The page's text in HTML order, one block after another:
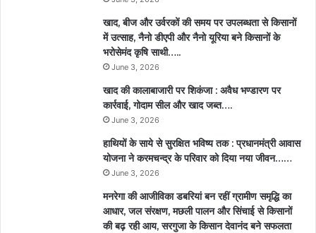
खाद, बीज और उर्वरकों की समय पर उपलब्धता से किसानों
में उत्साह, नैनो डीएपी और नैनो यूरिया बने किसानों के
भरोसेमंद कृषि साथी…..
June 3, 2026
खाद की कालाबाजारी पर शिकंजा : अवैध भण्डारण पर
कार्रवाई, गोदाम सील और खाद जब्त….
June 3, 2026
हाथियों के साये से सुरक्षित भविष्य तक : प्रधानमंत्री आवास
योजना ने करमचन्द्र के परिवार को दिया नया जीवन……
June 3, 2026
मनरेगा की आजीविका डबरियां बन रहीं ग्रामीण समृद्धि का
आधार, जल संरक्षण, मछली पालन और सिंचाई से किसानों
की बढ़ रही आय, सरगुजा के किसान देवानंद बने सफलता